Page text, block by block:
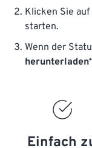
Klicken Sie
starten.
Wenn der
Einfach